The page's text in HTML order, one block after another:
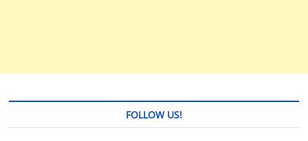
FOLLOW US!